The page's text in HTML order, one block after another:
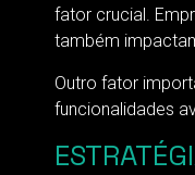
fator crucial.
também
Outro fator
funcionalidades